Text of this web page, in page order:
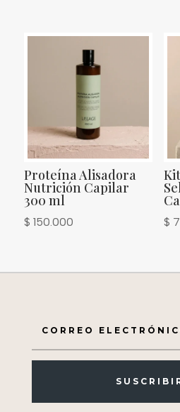
Proteína Alisadora
Nutrición Capilar
300 ml
$ 150.000 $